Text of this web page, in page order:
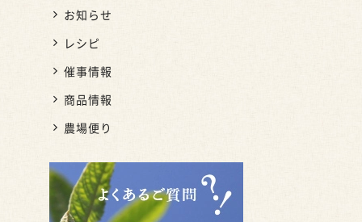
お知らせ
レシピ
催事情報
商品情報
農場便り